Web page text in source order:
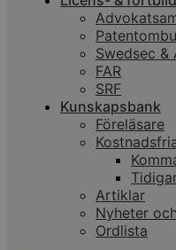
Swedsec &
FAR
SRF
Kunskapsbank
Föreläsare
Artiklar
Nyheter
Ordlista